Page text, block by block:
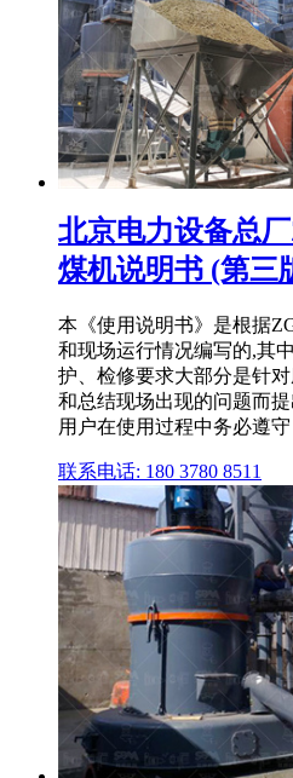
北京电力设备总
煤机说明书 (第三
本《使用说明书》是根据
和现场运行情况编写的,其
护、检修要求大部分是针
和总结现场出现的问题而
用户在使用过程中务必遵守
联系电话: 180 3780 8511